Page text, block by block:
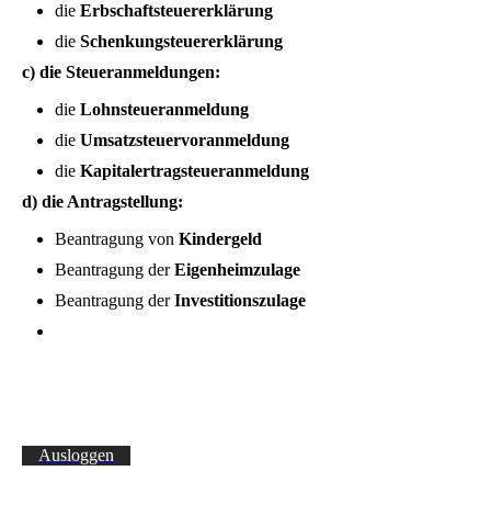
die Erbschaftsteuererklärung
die Schenkungsteuererklärung
c) die Steueranmeldungen:
die Lohnsteueranmeldung
die Umsatzsteuervoranmeldung
die Kapitalertragsteueranmeldung
d) die Antragstellung:
Beantragung von Kindergeld
Beantragung derEigenheimzulage
Beantragung derInvestitionszulage
Ausloggen